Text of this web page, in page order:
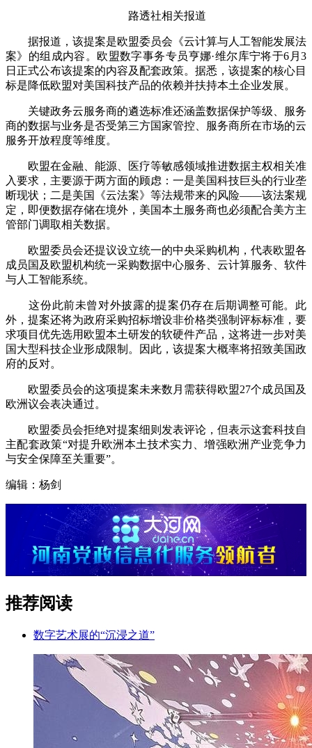
路透社相关报道
据报道，该提案是欧盟委员会《云计算与人工智能发展法
案》的组成内容。欧盟数字事务专员亨娜·维尔库宁将于6月3
日正式公布该提案的内容及配套政策。据悉，该提案的核心目
标是降低欧盟对美国科技产品的依赖并扶持本土企业发展。
关键政务云服务商的遴选标准还涵盖数据保护等级、服务
商的数据与业务是否受第三方国家管控、服务商所在市场的云
服务开放程度等维度。
欧盟在金融、能源、医疗等敏感领域推进数据主权相关准
入要求，主要源于两方面的顾虑：一是美国科技巨头的行业垄
断现状；二是美国《云法案》等法规带来的风险——该法案规
定，即便数据存储在境外，美国本土服务商也必须配合美方主
管部门调取相关数据。
欧盟委员会还提议设立统一的中央采购机构，代表欧盟各
成员国及欧盟机构统一采购数据中心服务、云计算服务、软件
与人工智能系统。
这份此前未曾对外披露的提案仍存在后期调整可能。此
外，提案还将为政府采购招标增设非价格类强制评标标准，要
求项目优先选用欧盟本土研发的软硬件产品，这将进一步对美
国大型科技企业形成限制。因此，该提案大概率将招致美国政
府的反对。
欧盟委员会的这项提案未来数月需获得欧盟27个成员国及
欧洲议会表决通过。
欧盟委员会拒绝对提案细则发表评论，但表示这套科技自
主配套政策“对提升欧洲本土技术实力、增强欧洲产业竞争力
与安全保障至关重要”。
编辑：杨剑
推荐阅读
数字艺术展的“沉浸之道”